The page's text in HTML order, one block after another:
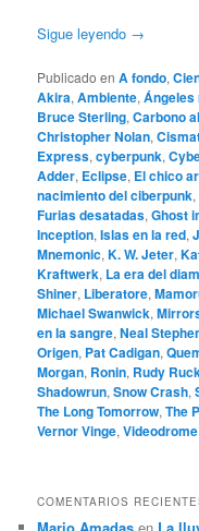
Sigue leyendo →
Publicado en A fondo,
Akira,Ambiente,Ángeles
Bruce Sterling,Carbono
Christopher Nolan,
Express,cyberpunk,
Adder, Eclipse, El chico
nacimiento del ciberpunk,
Furias desatadas,Ghost
Inception,Islas en la red,
Mnemonic,K. W. Jeter,
Kraftwerk, La era del
Shiner, Liberatore,
Michael Swanwick,
en la sangre,Neal
Origen, Pat Cadigan,
Morgan, Ronin, Rudy
Shadowrun,Snow Crash,
The Long Tomorrow,The
Vernor Vinge,Videodrome
COMENTARIOS